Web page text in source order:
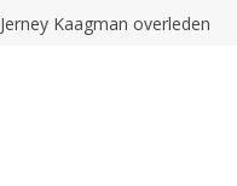
Jerney Kaagman overleden